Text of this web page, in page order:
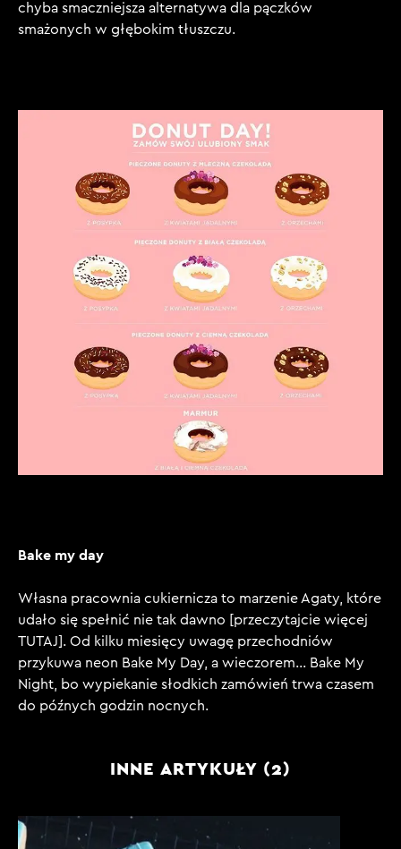
chyba smaczniejsza alternatywa dla pączków
smażonych w głębokim tłuszczu.
Bake my day
Własna pracownia cukiernicza to marzenie Agaty, które
udało się spełnić nie tak dawno [przeczytajcie więcej
TUTAJ]. Od kilku miesięcy uwagę przechodniów
przykuwa neon Bake My Day, a wieczorem… Bake My
Night, bo wypiekanie słodkich zamówień trwa czasem
do późnych godzin nocnych.
INNE ARTYKUŁY (2)